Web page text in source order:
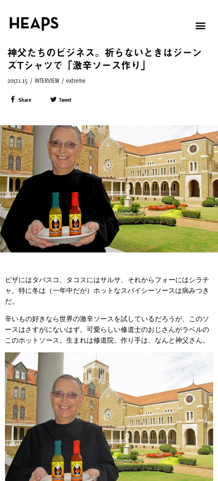
神父たちのビジネス。祈らないときはジーン
ズTシャツで「激辛ソース作り」
2017.1.15 / INTERVIEW / extreme
Share Tweet
ピザにはタバスコ、タコスにはサルサ、それからフォーにはシラチ
ャ。特に冬は（一年中だが）ホットなスパイシーソースは病みつき
だ。
辛いもの好きなら世界の激辛ソースを試しているだろうが、このソ
ースはさすがにないはず。可愛らしい修道士のおじさんがラベルの
このホットソース。生まれは修道院、作り手は、なんと神父さん。